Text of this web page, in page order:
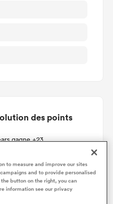
des points
gagne +23
to measure and improve our sites
and to provide personalised
button on the right, you can
information see our privacy